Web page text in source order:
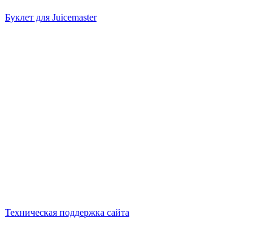
Буклет для Juicemaster
Техническая поддержка сайта